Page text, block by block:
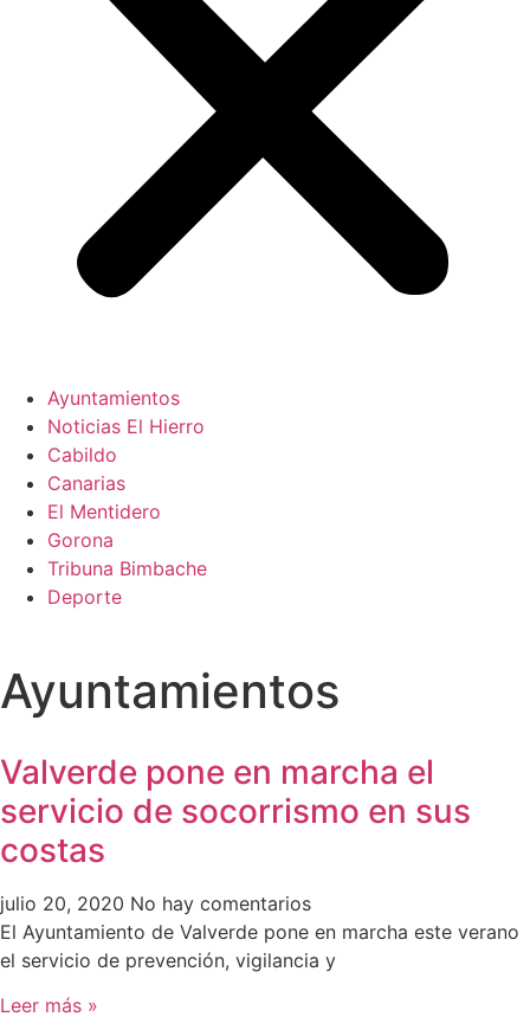
Ayuntamientos
Noticias El Hierro
Cabildo
Canarias
El Mentidero
Gorona
Tribuna Bimbache
Deporte
Ayuntamientos
Valverde pone en marcha el
servicio de socorrismo en sus
costas
julio 20, 2020 No hay comentarios
El Ayuntamiento de Valverde pone en marcha este verano
el servicio de prevención, vigilancia y
Leer más »